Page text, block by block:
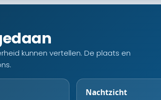
kunnen vertellen. De plaats en
Nachtzicht